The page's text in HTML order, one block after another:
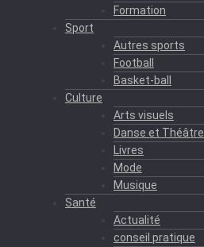
Formation
Sport
Autres sports
Football
Basket-ball
Culture
Arts visuels
Danse et Théâtre
Livres
Mode
Musique
Santé
Actualité
conseil pratique